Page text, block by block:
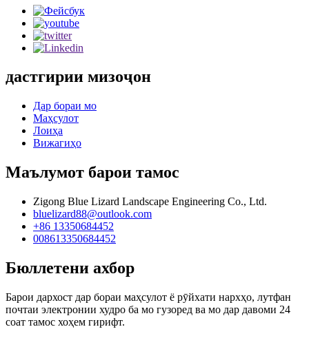
дастгирии мизоҷон
Дар бораи мо
Маҳсулот
Лоиҳа
Вижагиҳо
Маълумот барои тамос
Zigong Blue Lizard Landscape Engineering Co., Ltd.
bluelizard88@outlook.com
+86 13350684452
008613350684452
Бюллетени ахбор
Барои дархост дар бораи маҳсулот ё рӯйхати нархҳо, лутфан
почтаи электронии худро ба мо гузоред ва мо дар давоми 24
соат тамос хоҳем гирифт.